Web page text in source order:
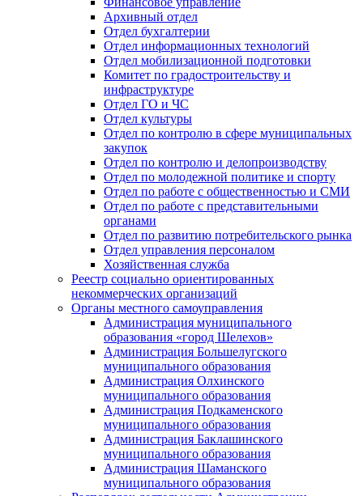
Архивный отдел
Отдел бухгалтерии
Отдел информационных технологий
Отдел мобилизационной подготовки
Комитет по градостроительству и
инфраструктуре
Отдел ГО и ЧС
Отдел культуры
Отдел по контролю в сфере муниципальных
закупок
Отдел по контролю и делопроизводству
Отдел по молодежной политике и спорту
Отдел по работе с общественностью и СМИ
Отдел по работе с представительными
органами
Отдел по развитию потребительского рынка
Отдел управления персоналом
Хозяйственная служба
Реестр социально ориентированных
некоммерческих организаций
Органы местного самоуправления
Администрация муниципального
образования «город Шелехов»
Администрация Большелугского
муниципального образования
Администрация Олхинского
муниципального образования
Администрация Подкаменского
муниципального образования
Администрация Баклашинского
муниципального образования
Администрация Шаманского
муниципального образования